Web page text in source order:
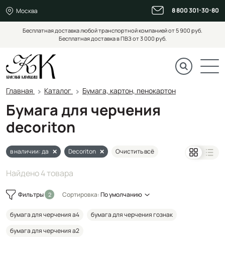
Москва 8 800 301-30-80
Бесплатная доставка любой транспортной компанией от 5 900 руб.
Бесплатная доставка в ПВЗ от 3 000 руб.
Главная Каталог Бумага, картон, пенокартон
Бумага для черчения
decoriton
в наличии: да Decoriton Очистить всё
Найдено 4 товара
Фильтры Сортировка:По умолчанию
бумага для черчения а4
бумага для черчения гознак
бумага для черчения а2